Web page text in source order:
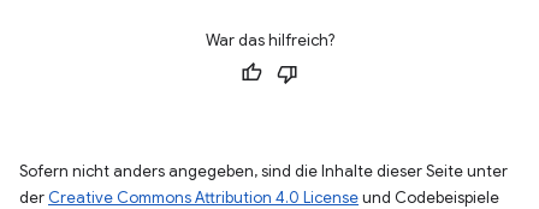
War das hilfreich?
Sofern nicht anders angegeben, sind die Inhalte dieser Seite unter
der Creative Commons Attribution 4.0 Licenseund Codebeispiele